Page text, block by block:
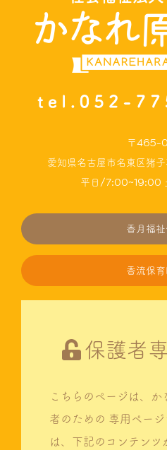
〒465-
愛知県名古屋市名東区猪
平日/7:00~19:00
香月福
香流保
保護者
こちらのページは、
者のための 専用ページ
は、下記のコンテンツ